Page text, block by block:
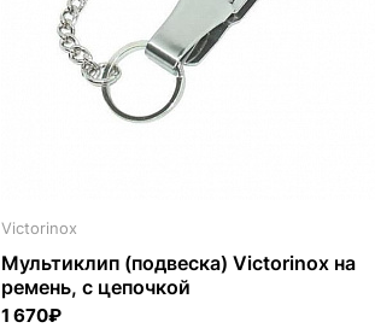
Victorinox
Мультиклип (подвеска) Victorinox на
ремень, с цепочкой
1 670₽